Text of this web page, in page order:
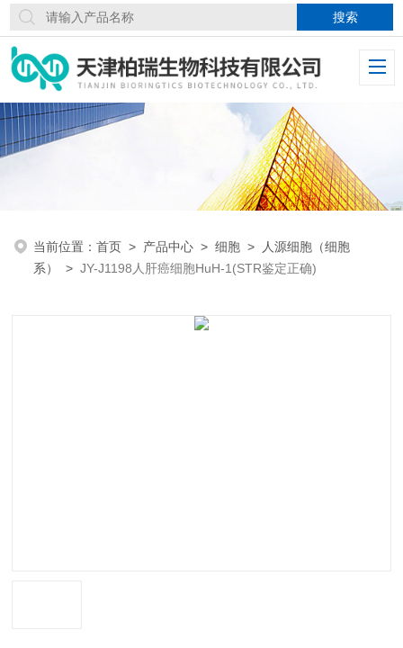
当前位置：首页 > 产品中心 >细胞 >
人源细胞（细胞
系）
>JY-J1198人肝癌细胞HuH-1(STR鉴定正确)